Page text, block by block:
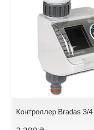
Контроллер Bradas 3/4